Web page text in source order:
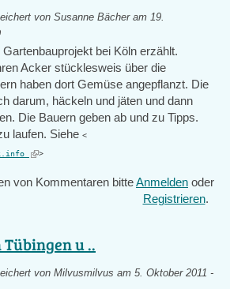
von Susanne Bächeram 19.
bei Köln erzählt.
Acker stücklesweis über die
haben dort Gemüse angepflanzt. Die
darum, häckeln und jäten und dann
Die Bauern geben ab und zu Tipps.
laufen. Siehe <
(link
external)
>
von Kommentaren bitteAnmelden oder
Registrieren.
u ..
von Milvusmilvus am 5. Oktober 2011 -